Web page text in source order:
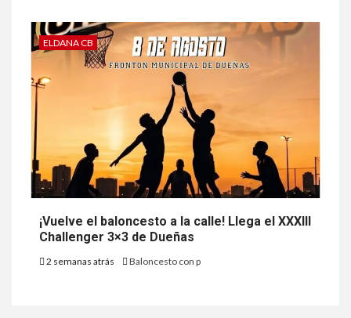
ELDANA CB
¡Vuelve el baloncesto a la calle! Llega el XXXIII
Challenger 3×3 de Dueñas
2 semanas atrás Baloncesto con p